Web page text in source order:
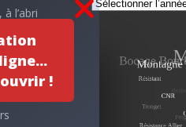
!
l’abri
du